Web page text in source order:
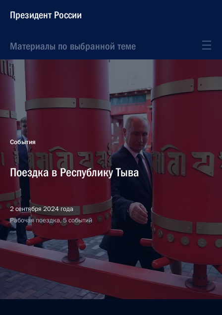
Президент России
Материалы по выбранной теме
События
Поездка в Республику Тыва
2 сентября 2024 года
Рабочая поездка, 5 событий